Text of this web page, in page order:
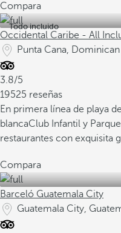
Compara
Todo incluido
Occidental Caribe - All
Punta Cana,
3.8/5
19525 reseñas
En primera línea de playa
blancaClub Infantil y
restaurantes con exquisita
Compara
Barceló Guatemala City
Guatemala City,